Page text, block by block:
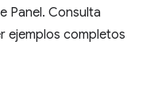
Panel. Consulta
ejemplos completos